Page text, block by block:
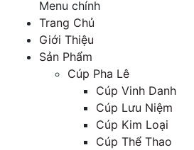
Menu chính
Trang Chủ
Giới Thiệu
Sản Phẩm
Cúp Pha Lê
Cúp Vinh Danh
Cúp Lưu Niệm
Cúp Kim Loại
Cúp Thể Thao